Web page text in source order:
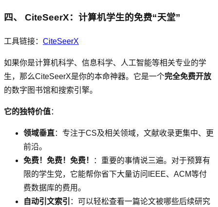
四、 CiteSeerX：计算机学生的免费“天堂”
工具链接： CiteSeerX
如果你是计算机科学、信息科学、人工智能等相关专业的学
生，那么CiteSeerX是你的本命神器。它是一个完全免费开放
的数字图书馆和搜索引擎。
它的独特价值：
领域垂直：专注于CS及相关领域，文献收录更集中、更
前沿。
免费！免费！免费！
：重要的事情说三遍。对于预算有
限的学生党，它能帮你省下大量访问IEEE、ACM等付
费数据库的费用。
自动引文索引 ：可以轻松查看一篇论文被哪些后续研究